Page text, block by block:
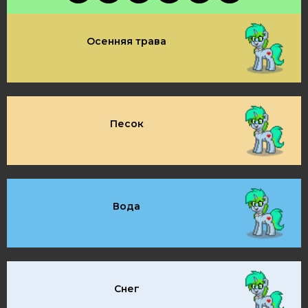
Осенняя трава
Песок
Вода
Снег